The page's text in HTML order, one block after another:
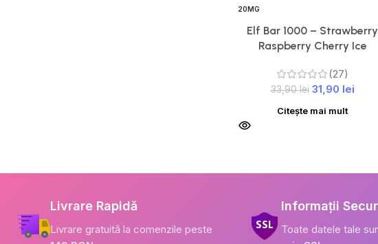
20MG
Elf Bar 1000 – Strawberry
Raspberry Cherry Ice
(27)
33,90lei 31,90 lei
Citește mai mult
Livrare Rapidă
Livrare gratuită la comenzile peste
Informații
Toate datele tale